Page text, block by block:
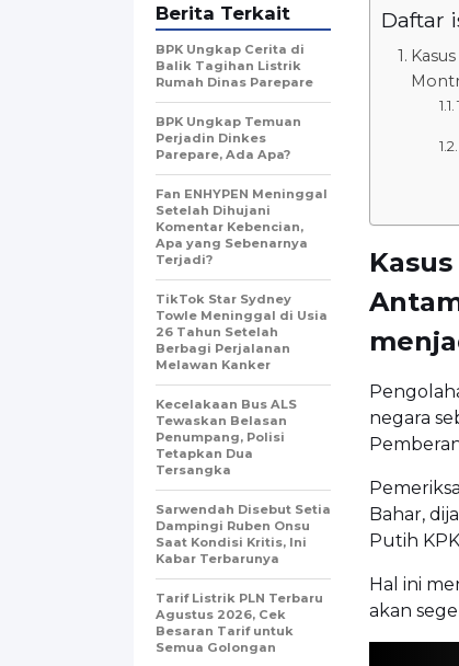
Daftar
negara
Bahar,
Putih
Hal ini
akan
Berita Terkait
BPK Ungkap Cerita di
Balik Tagihan Listrik
Rumah Dinas Parepare
BPK Ungkap Temuan
Perjadin Dinkes
Parepare, Ada Apa?
Fan ENHYPEN Meninggal
Setelah Dihujani
Komentar Kebencian,
Apa yang Sebenarnya
Terjadi?
TikTok Star Sydney
Towle Meninggal di Usia
26 Tahun Setelah
Berbagi Perjalanan
Melawan Kanker
Kecelakaan Bus ALS
Tewaskan Belasan
Penumpang, Polisi
Tetapkan Dua
Tersangka
Sarwendah Disebut Setia
Dampingi Ruben Onsu
Saat Kondisi Kritis, Ini
Kabar Terbarunya
Tarif Listrik PLN Terbaru
Agustus 2026, Cek
Besaran Tarif untuk
Semua Golongan